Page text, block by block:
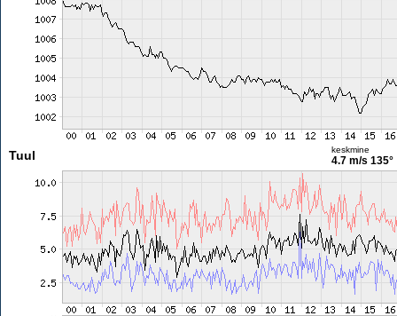
Tuul keskmine
4.7 m/s 135°